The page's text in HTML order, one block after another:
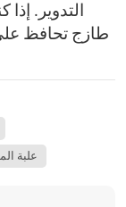
التدوير.
طازج تحافظ على
علبة